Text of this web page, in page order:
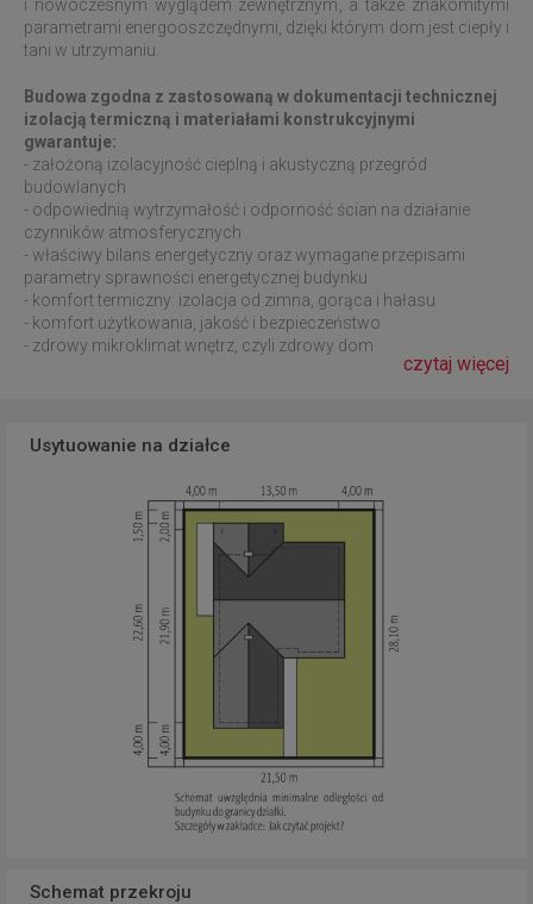
i nowoczesnym wyglądem zewnętrznym, a także znakomitymi
parametrami energooszczędnymi, dzięki którym dom jest ciepły i
tani w utrzymaniu.
Budowa zgodna z zastosowaną w dokumentacji technicznej
izolacją termiczną i materiałami konstrukcyjnymi
gwarantuje:
- założoną izolacyjność cieplną i akustyczną przegród
budowlanych
- odpowiednią wytrzymałość i odporność ścian na działanie
czynników atmosferycznych
- właściwy bilans energetyczny oraz wymagane przepisami
parametry sprawności energetycznej budynku
- komfort termiczny: izolacja od zimna, gorąca i hałasu
- komfort użytkowania, jakość i bezpieczeństwo
- zdrowy mikroklimat wnętrz, czyli zdrowy dom
czytaj więcej
Usytuowanie na działce
Schemat przekroju